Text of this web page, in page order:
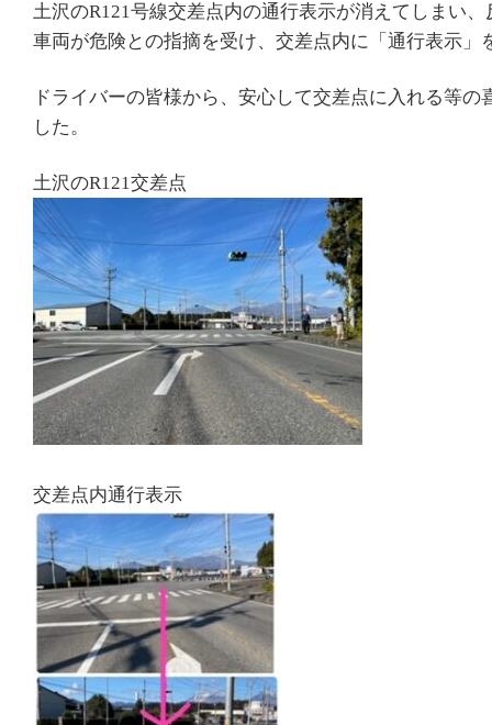
土沢のR121号線交差点内の通行表示が消えてしまい
車両が危険との指摘を受け、交差点内に「通行表示」
ドライバーの皆様から、安心して交差点に入れる等の
した。
土沢のR121交差点
交差点内通行表示